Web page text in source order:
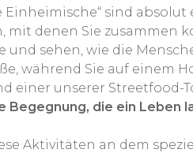
Einheimische“ sind
mit denen Sie zusammen
sehen, wie die
während Sie auf einem
einer unserer Streetfood-
Begegnung, die ein Leben
Aktivitäten an dem